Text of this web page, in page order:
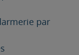
par